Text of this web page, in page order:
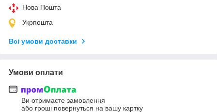
Нова Пошта
Укрпошта
Всі умови доставки
Умови оплати
Ви отримаєте замовлення
або гроші повернуться на вашу картку